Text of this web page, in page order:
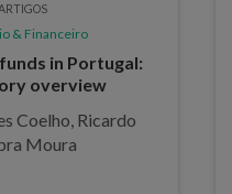
& Financeiro
in Portugal:
overview
Coelho, Ricardo
Moura